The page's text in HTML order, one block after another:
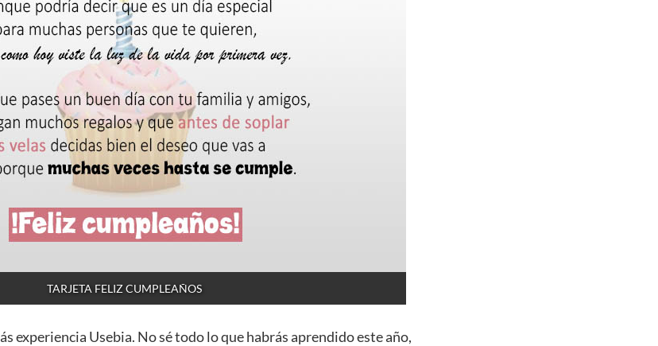
TARJETA FELIZ CUMPLEAÑOS
experiencia Usebia. No sé todo lo que habrás aprendido este año,